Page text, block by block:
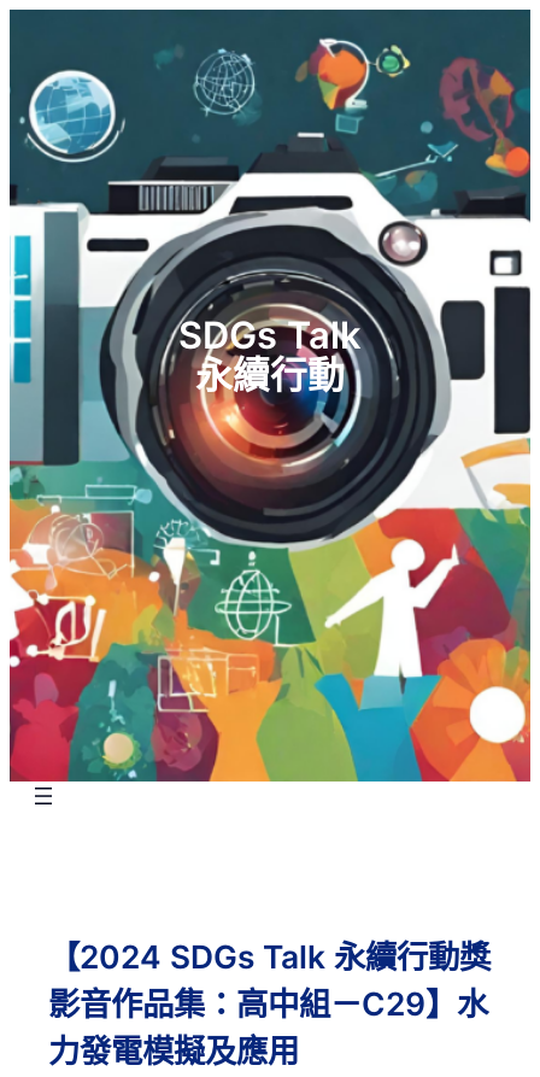
SDGs Talk
永續行動
【2024 SDGs Talk 永續行動獎
影音作品集：高中組－C29】水
力發電模擬及應用